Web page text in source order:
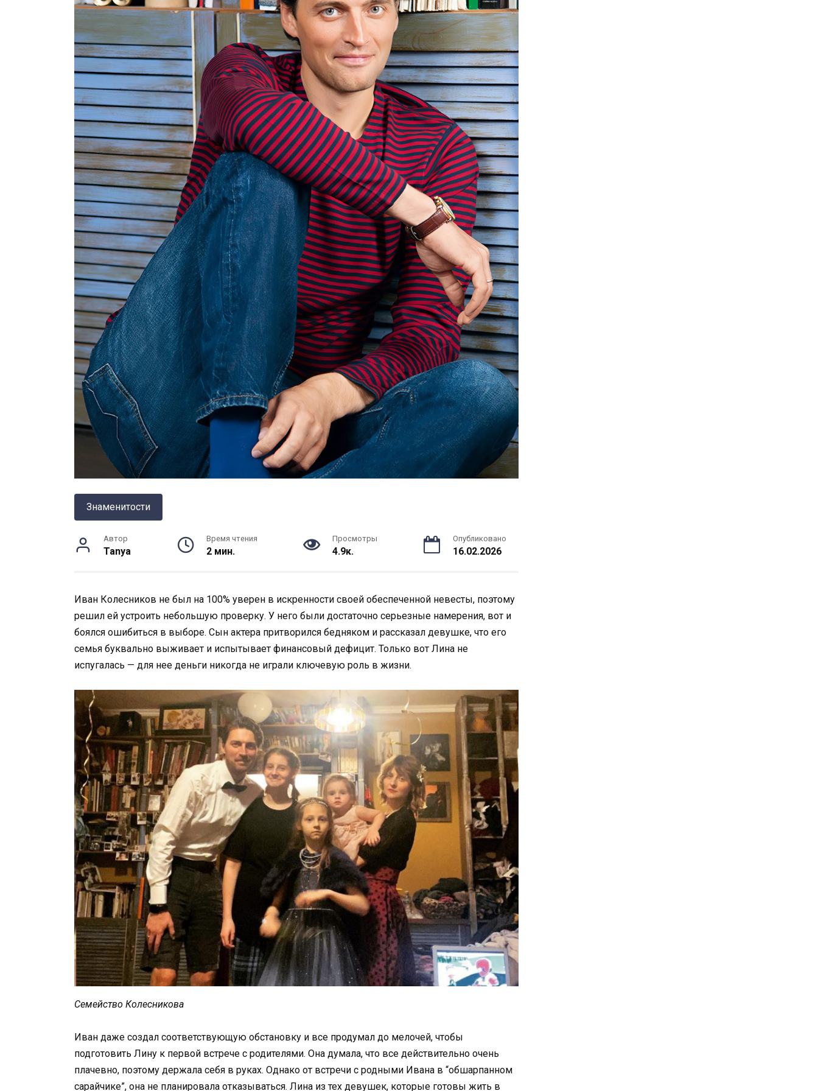
Знаменитости
Автор
Tanya
Время чтения
2 мин.
Просмотры
4.9к.
Опубликовано
16.02.2026
Иван Колесников не был на 100% уверен в искренности своей обеспеченной невесты, поэтому
решил ей устроить небольшую проверку. У него были достаточно серьезные намерения, вот и
боялся ошибиться в выборе. Сын актера притворился бедняком и рассказал девушке, что его
семья буквально выживает и испытывает финансовый дефицит. Только вот Лина не
испугалась — для нее деньги никогда не играли ключевую роль в жизни.
Семейство Колесникова
Иван даже создал соответствующую обстановку и все продумал до мелочей, чтобы
подготовить Лину к первой встрече с родителями. Она думала, что все действительно очень
плачевно, поэтому держала себя в руках. Однако от встречи с родными Ивана в “обшарпанном
сарайчике”, она не планировала отказываться. Лина из тех девушек, которые готовы жить в